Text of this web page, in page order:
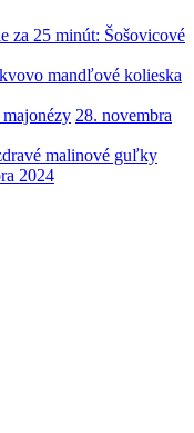
za 25 minút: Šošovicové
mandľové kolieska
28. novembra
malinové guľky
2024